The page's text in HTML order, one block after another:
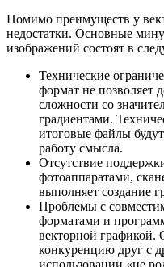
Помимо преимуществ у
недостатки. Основные
изображений состоят в
Технические
формат не позволяет
сложности со
градиентами.
итоговые файлы
работу смысла.
Отсутствие
фотоаппаратами,
выполняет создание
Проблемы с
форматами и
векторной графикой.
конкуренцию друг с